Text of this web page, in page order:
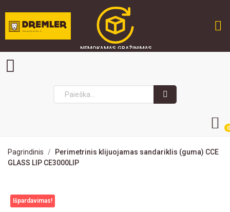
GREITAS PRISTATYMAS
NEMOKAMAS GRĄŽINIMAS
SAUGU PIRKTI
0
Pagrindinis
Perimetrinis klijuojamas sandariklis (guma) CCE
GLASS LIP CE3000LIP
Išpardavimas!